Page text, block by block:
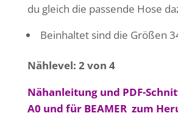
du gleich die passende Hose
Beinhaltet sind die Größen
Nählevel: 2 von 4
Nähanleitung und PDF-
A0 und für BEAMER zum